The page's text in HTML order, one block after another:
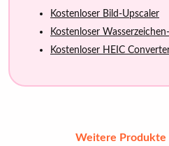
Kostenloser Bild-Upscaler
Kostenloser
Kostenloser HEIC
Weitere Produkte